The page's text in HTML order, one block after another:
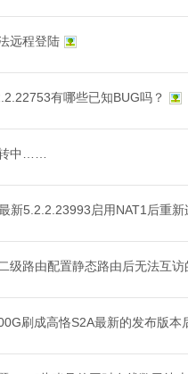
远程登陆
有哪些已知BUG吗？
中……
新5.2.2.23993启用NAT1后重
级路由配置静态路由后无法互访
刷成高恪S2A最新的发布版